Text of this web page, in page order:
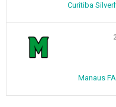
Curitiba
Manaus